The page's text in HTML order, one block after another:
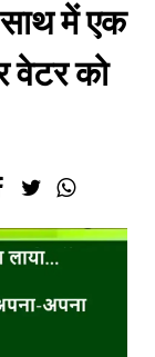
में एक
वेटर को